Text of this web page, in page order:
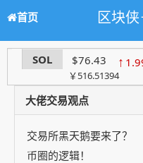
首页
SOL $76.43
￥516.51394
↑ 1.99%
大佬交易观点
交易所黑天鹅要来了？
币圈的逻辑！